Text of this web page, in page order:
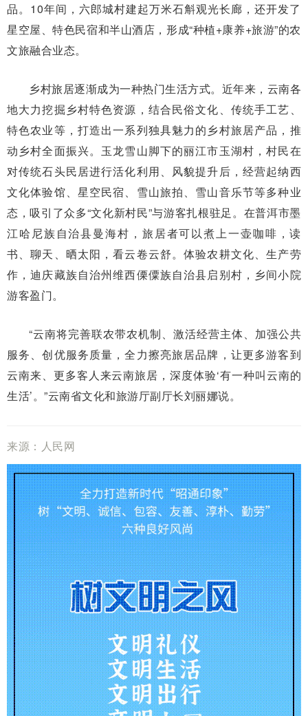
品。10年间，六郎城村建起万米石斛观光长廊，还开发了
星空屋、特色民宿和半山酒店，形成“种植+康养+旅游”的农
文旅融合业态。
乡村旅居逐渐成为一种热门生活方式。近年来，云南各
地大力挖掘乡村特色资源，结合民俗文化、传统手工艺、
特色农业等，打造出一系列独具魅力的乡村旅居产品，推
动乡村全面振兴。玉龙雪山脚下的丽江市玉湖村，村民在
对传统石头民居进行活化利用、风貌提升后，经营起纳西
文化体验馆、星空民宿、雪山旅拍、雪山音乐节等多种业
态，吸引了众多“文化新村民”与游客扎根驻足。在普洱市墨
江哈尼族自治县曼海村，旅居者可以煮上一壶咖啡，读
书、聊天、晒太阳，看云卷云舒。体验农耕文化、生产劳
作，迪庆藏族自治州维西傈僳族自治县启别村，乡间小院
游客盈门。
“云南将完善联农带农机制、激活经营主体、加强公共
服务、创优服务质量，全力擦亮旅居品牌，让更多游客到
云南来、更多客人来云南旅居，深度体验‘有一种叫云南的
生活’。”云南省文化和旅游厅副厅长刘丽娜说。
来源：人民网